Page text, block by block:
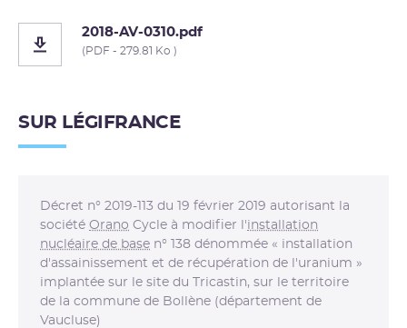
2018-AV-0310.pdf
(PDF - 279.81 Ko )
SUR LÉGIFRANCE
Décret n° 2019-113 du 19 février 2019 autorisant la
société Orano Cycle à modifier l'installation
nucléaire de base n° 138 dénommée « installation
d'assainissement et de récupération de l'uranium »
implantée sur le site du Tricastin, sur le territoire
de la commune de Bollène (département de
Vaucluse)